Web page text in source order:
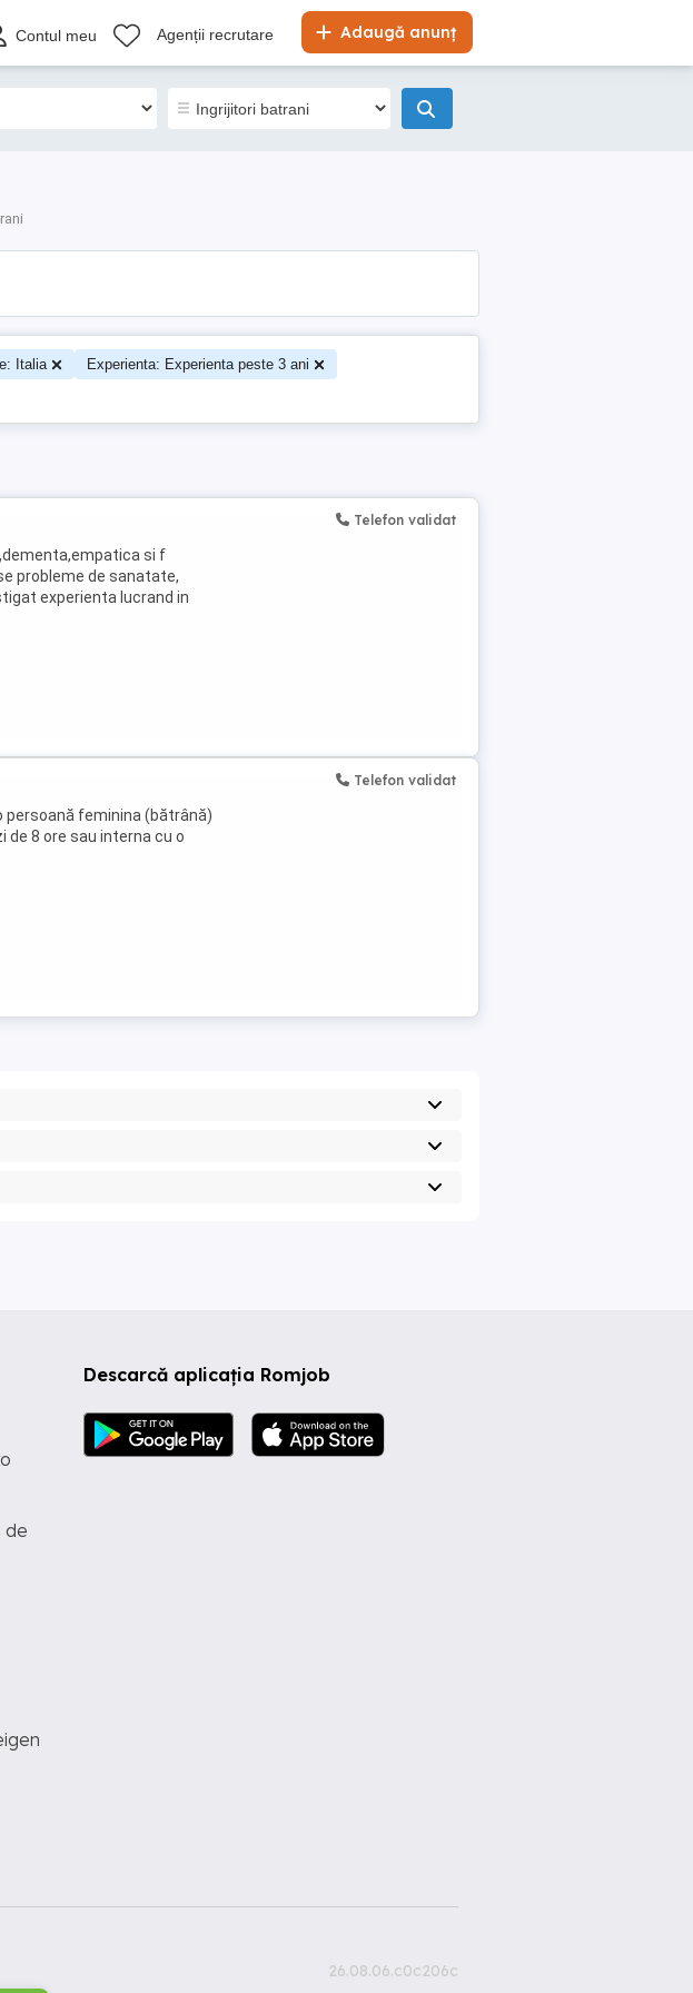
Adaugă anunț
Contul meu Agenții recrutare
Italia
Experienta: Experienta peste 3 ani
si f
probleme de sanatate,
experienta lucrand in
Telefon validat
persoană feminina (bătrână)
de 8 ore sau interna cu o
Telefon validat
Descarcă aplicația Romjob
de
26.08.06.c0c206c